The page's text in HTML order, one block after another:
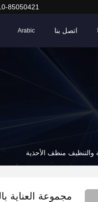
85050421
اتصل بنا Arabic
والتنظيف منظف الأحذية
مجموعة العناية